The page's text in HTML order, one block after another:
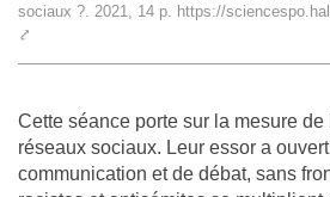
L'équipe
FR|EN
sociaux ?. 2021, 14 p. https://
⤤
Cette séance porte sur la mesure de
réseaux sociaux. Leur essor a
communication et de débat, sans